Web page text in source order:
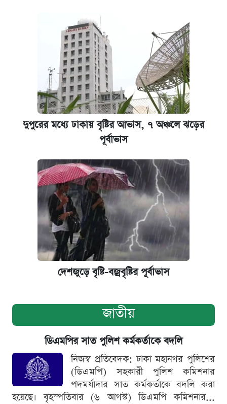
দুপুরের মধ্যে ঢাকায় বৃষ্টির আভাস, ৭ অঞ্চলে ঝড়ের
পূর্বাভাস
দেশজুড়ে বৃষ্টি-বজ্রবৃষ্টির পূর্বাভাস
জাতীয়
ডিএমপির সাত পুলিশ কর্মকর্তাকে বদলি
নিজস্ব প্রতিবেদক: ঢাকা মহানগর পুলিশের
(ডিএমপি) সহকারী পুলিশ কমিশনার
পদমর্যাদার সাত কর্মকর্তাকে বদলি করা
হয়েছে। বৃহস্পতিবার (৬ আগস্ট) ডিএমপি কমিশনার...